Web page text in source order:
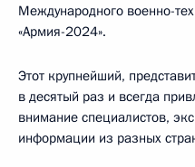
Международного военно-
«Армия-2024».
Этот крупнейший,
в десятый раз и всегда
внимание специалистов,
информации из разных